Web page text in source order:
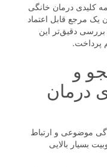
کلیدی درمان خانگی
یک مرجع قابل اعتماد
بررسی دقیق‌تر این
پرداخت.
و
درمان
موضوعی و ارتباط
بسیار بالایی